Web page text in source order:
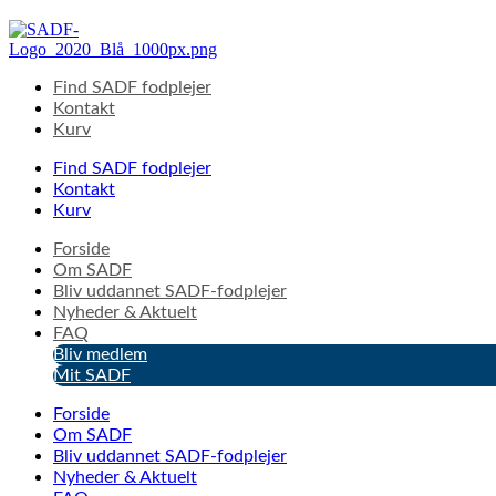
Videre
til
indhold
Find SADF fodplejer
Kontakt
Kurv
Find SADF fodplejer
Kontakt
Kurv
Forside
Om SADF
Bliv uddannet SADF-fodplejer
Nyheder & Aktuelt
FAQ
Bliv medlem
Mit SADF
Forside
Om SADF
Bliv uddannet SADF-fodplejer
Nyheder & Aktuelt